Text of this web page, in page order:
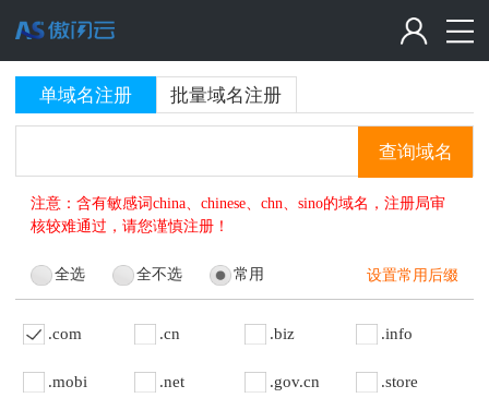
单域名注册 批量域名注册
查询域名
注意：含有敏感词china、chinese、chn、sino的域名，注册局审
核较难通过，请您谨慎注册！
全选 全不选 常用 设置常用后缀
.com .cn .biz .info
.mobi .net .gov.cn .store